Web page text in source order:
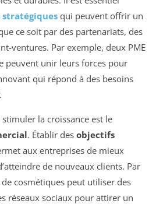
stratégiques qui peuvent offrir un
ce soit par des partenariats, des
ventures. Par exemple, deux PME
peuvent unir leurs forces pour
qui répond à des besoins
la croissance est le
. Établir des objectifs
aux entreprises de mieux
de nouveaux clients. Par
cosmétiques peut utiliser des
réseaux sociaux pour attirer un